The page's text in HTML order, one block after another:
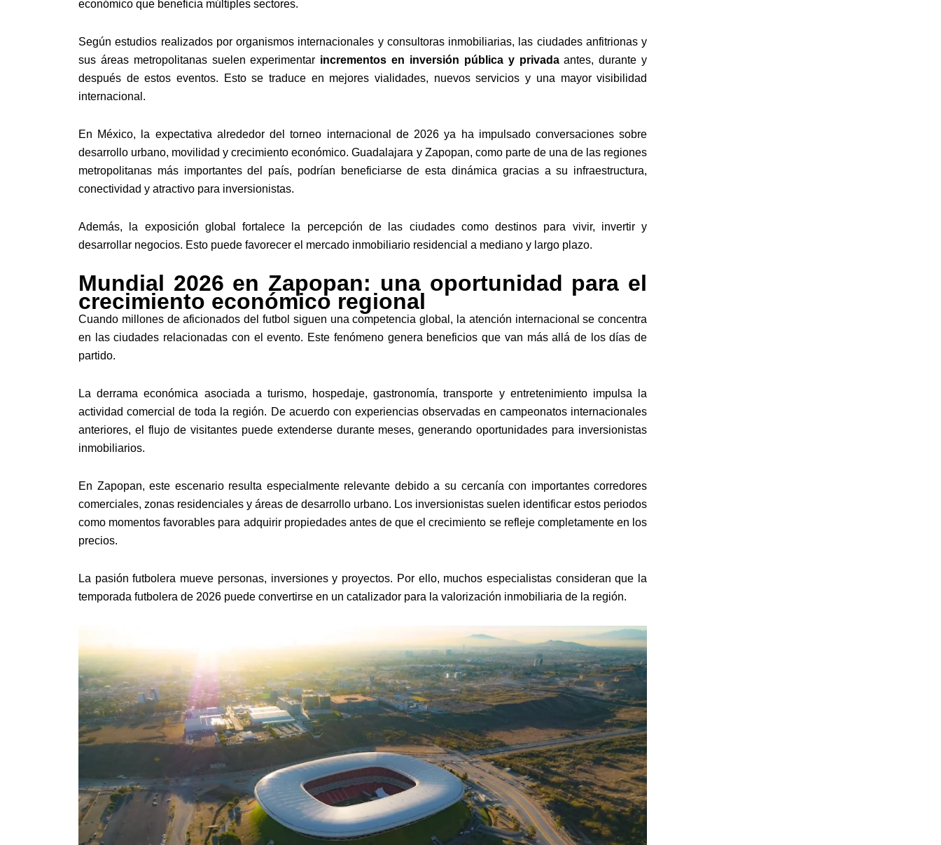
económico que beneficia múltiples sectores.
Según estudios realizados por organismos internacionales y consultoras inmobiliarias, las ciudades anfitrionas y
sus áreas metropolitanas suelen experimentar incrementos en inversión pública y privadaantes, durante y
después de estos eventos. Esto se traduce en mejores vialidades, nuevos servicios y una mayor visibilidad
internacional.
En México, la expectativa alrededor del torneo internacional de 2026 ya ha impulsado conversaciones sobre
desarrollo urbano, movilidad y crecimiento económico. Guadalajara y Zapopan, como parte de una de las regiones
metropolitanas más importantes del país, podrían beneficiarse de esta dinámica gracias a su infraestructura,
conectividad y atractivo para inversionistas.
Además, la exposición global fortalece la percepción de las ciudades como destinos para vivir, invertir y
desarrollar negocios. Esto puede favorecer el mercado inmobiliario residencial a mediano y largo plazo.
Mundial 2026 en Zapopan: una oportunidad para el
crecimiento económico regional
Cuando millones de aficionados del futbol siguen una competencia global, la atención internacional se concentra
en las ciudades relacionadas con el evento. Este fenómeno genera beneficios que van más allá de los días de
partido.
La derrama económica asociada a turismo, hospedaje, gastronomía, transporte y entretenimiento impulsa la
actividad comercial de toda la región. De acuerdo con experiencias observadas en campeonatos internacionales
anteriores, el flujo de visitantes puede extenderse durante meses, generando oportunidades para inversionistas
inmobiliarios.
En Zapopan, este escenario resulta especialmente relevante debido a su cercanía con importantes corredores
comerciales, zonas residenciales y áreas de desarrollo urbano. Los inversionistas suelen identificar estos periodos
como momentos favorables para adquirir propiedades antes de que el crecimiento se refleje completamente en los
precios.
La pasión futbolera mueve personas, inversiones y proyectos. Por ello, muchos especialistas consideran que la
temporada futbolera de 2026 puede convertirse en un catalizador para la valorización inmobiliaria de la región.